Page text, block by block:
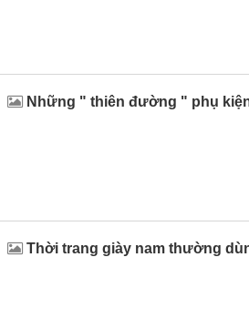
Những " thiên đường " phụ
Thời trang giày nam thường